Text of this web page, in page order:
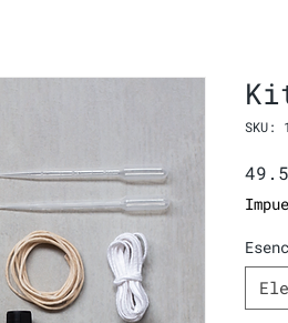
SKU: